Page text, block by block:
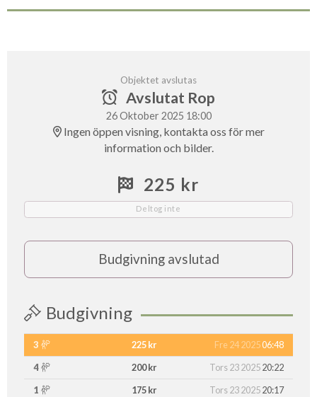
Objektet avslutas
Avslutat Rop
26 Oktober 2025 18:00
Ingen öppen visning, kontakta oss för mer
information och bilder.
225 kr
Deltog inte
Budgivning avslutad
Budgivning
3 225 kr Fre 24 202506:48
4
200 kr Tors 23 202520:22
1
175 kr Tors 23 202520:17